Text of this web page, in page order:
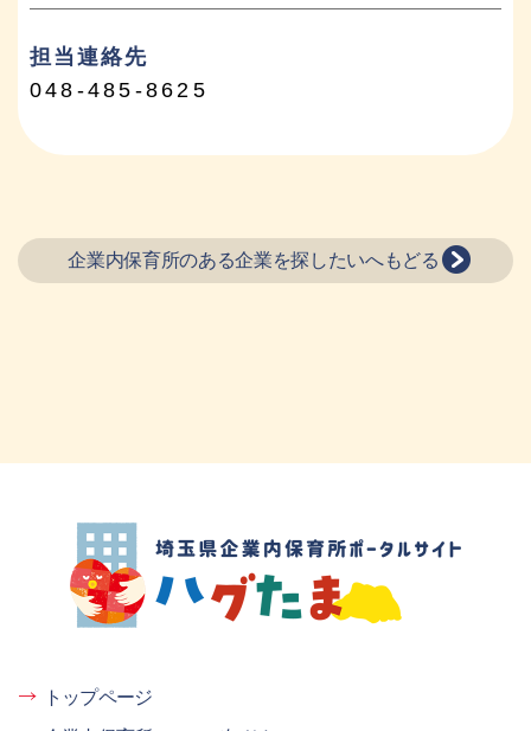
担当連絡先
048-485-8625
企業内保育所のある企業を探したいへもどる
埼玉県企業内保育所ポータルサイト ハグ
たま
トップページ